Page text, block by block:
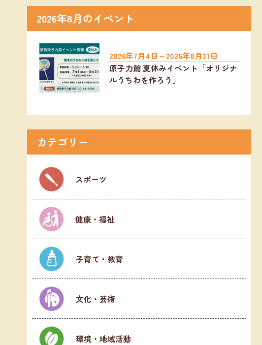
2026年8月のイベント
2026年7月4日～2026年8月31日
原子力館 夏休みイベント「オリジナ
ルうちわを作ろう」
カテゴリー
スポーツ
健康・福祉
子育て・教育
文化・芸術
環境・地域活動